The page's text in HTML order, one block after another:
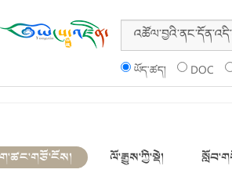
ཡོད་ཚད། DOC
ལོ་རྒྱུས་ཀྱི་སྡེ།